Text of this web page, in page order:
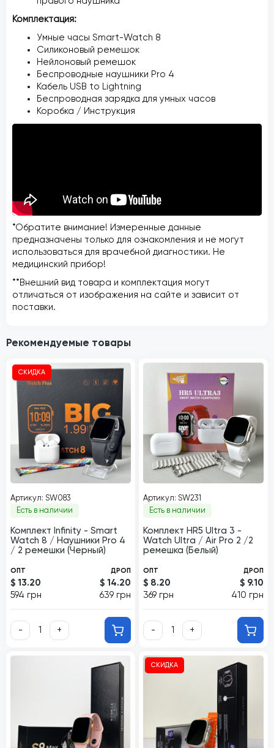
Комплектация:
Умные часы Smart-Watch 8
Силиконовый ремешок
Нейлоновый ремешок
Беспроводные наушники Pro 4
Кабель USB to Lightning
Беспроводная зарядка для умных часов
Коробка / Инструкция
*Обратите внимание! Измеренные данные
предназначены только для ознакомления и не могут
использоваться для врачебной диагностики. Не
медицинский прибор!
**Внешний вид товара и комплектация могут
отличаться от изображения на сайте и зависит от
поставки.
Рекомендуемые товары
СКИДКА
Артикул: SW083
Есть в наличии
Комплект Infinity - Smart
Watch 8 / Наушники Pro 4
/ 2 ремешки (Черный)
ОПТ
$ 13.20
594 грн
ДРОП
$ 14.20
639 грн
- +
Артикул: SW231
Есть в наличии
Комплект HR5 Ultra 3 -
Watch Ultra / Air Pro 2 /2
ремешка (Белый)
ОПТ
$ 8.20
369 грн
ДРОП
$ 9.10
410 грн
- +
СКИДКА